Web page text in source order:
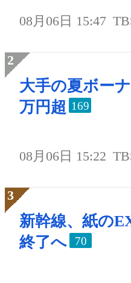
08月06日 15:47
大手の夏ボー
万円超 169
08月06日 15:22
新幹線、紙の
終了へ
70